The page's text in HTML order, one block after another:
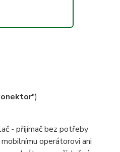
")
- přijímač bez potřeby
operátorovi ani